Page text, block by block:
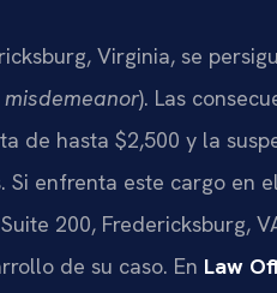
Virginia, se
). Las
de hasta $2,500 y la
Si enfrenta este cargo en el
200, Fredericksburg,
de su caso. En Law